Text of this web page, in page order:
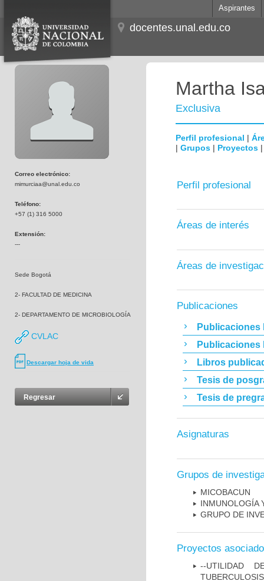
Aspirantes
docentes.unal.edu.co
Correo electrónico:
mimurciaa@unal.edu.co
Teléfono:
+57 (1) 316 5000
Extensión:
---
Sede Bogotá
2- FACULTAD DE MEDICINA
2- DEPARTAMENTO DE MICROBIOLOGÍA
CVLAC
Descargar hoja de vida
Regresar
Martha
Exclusiva
Perfil profesional |
| Grupos | Proyectos
Perfil profesional
Áreas de interés
Áreas de
Publicaciones
Publicaciones
Publicaciones
Libros
Tesis de
Tesis de
Asignaturas
Grupos de
MICOBAC­UN
INMUNOLOGÍA
GRUPO DE
Proyectos
--UTILIDAD